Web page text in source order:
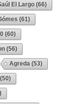
El Largo (66)
(61)
(60)
(56)
Agreda (53)
(50)